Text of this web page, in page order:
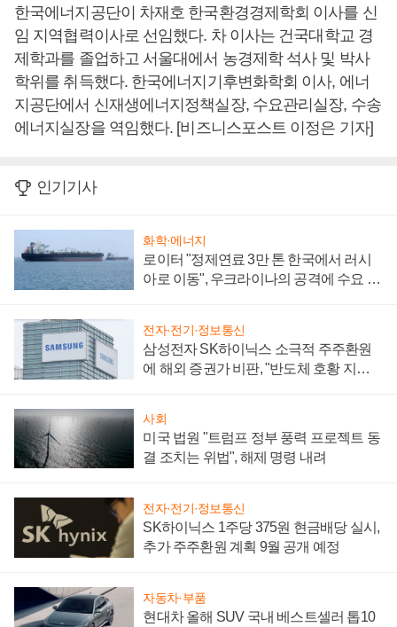
한국에너지공단이 차재호 한국환경경제학회 이사를 신
임 지역협력이사로 선임했다. 차 이사는 건국대학교 경
제학과를 졸업하고 서울대에서 농경제학 석사 및 박사
학위를 취득했다. 한국에너지기후변화학회 이사, 에너
지공단에서 신재생에너지정책실장, 수요관리실장, 수송
에너지실장을 역임했다. [비즈니스포스트 이정은 기자]
인기기사
화학·에너지
로이터 "정제연료 3만 톤 한국에서 러시
아로 이동", 우크라이나의 공격에 수요 늘
전자·전기·정보통신
삼성전자 SK하이닉스 소극적 주주환원
에 해외 증권가 비판, "반도체 호황 지속
사회
미국 법원 "트럼프 정부 풍력 프로젝트 동
결 조치는 위법", 해제 명령 내려
전자·전기·정보통신
SK하이닉스 1주당 375원 현금배당 실시,
추가 주주환원 계획 9월 공개 예정
자동차·부품
현대차 올해 SUV 국내 베스트셀러 톱10